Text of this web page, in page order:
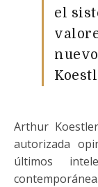
el
Arthur Koestler (1905-1983), si nos atenemos a la
autorizada
últimos